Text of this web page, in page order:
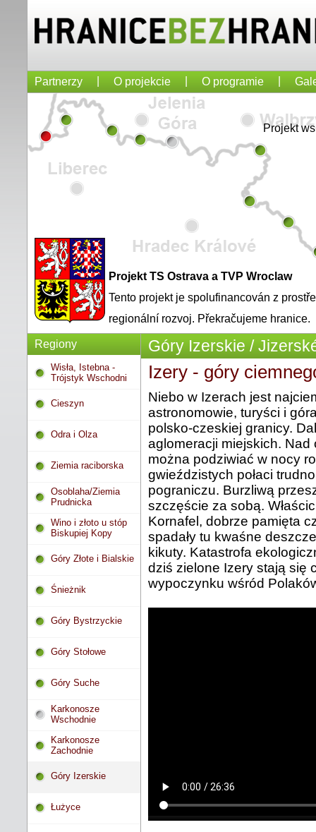
Partnerzy O projekcie O programie
Projekt
Projekt TS Ostrava a TVP Wroclaw
Tento projekt je spolufinancován z
regionální rozvoj. Překračujeme hranice.
Regiony
Wisła, Istebna -
Trójstyk Wschodni
Cieszyn
Odra i Olza
Ziemia raciborska
Osoblaha/Ziemia
Prudnicka
Wino i złoto u stóp
Biskupiej Kopy
Góry Złote i Bialskie
Śnieżnik
Góry Bystrzyckie
Góry Stołowe
Góry Suche
Karkonosze
Wschodnie
Karkonosze
Zachodnie
Góry Izerskie
Łużyce
Góry Izerskie /
Izery - góry
Niebo w Izerach jest
astronomowie, turyści i
polsko-czeskiej granicy.
aglomeracji miejskich.
można podziwiać w nocy
gwieździstych połaci
pograniczu. Burzliwą
szczęście za sobą.
Kornafel, dobrze pamięta
spadały tu kwaśne
kikuty. Katastrofa
dziś zielone Izery stają się
wypoczynku wśród